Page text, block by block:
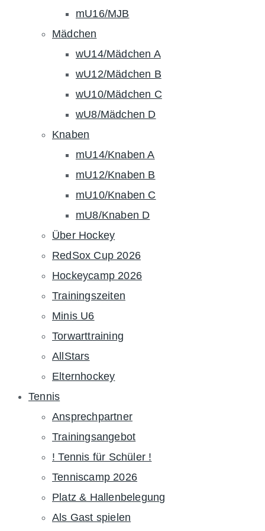
mU16/MJB
Mädchen
wU14/Mädchen A
wU12/Mädchen B
wU10/Mädchen C
wU8/Mädchen D
Knaben
mU14/Knaben A
mU12/Knaben B
mU10/Knaben C
mU8/Knaben D
Über Hockey
RedSox Cup 2026
Hockeycamp 2026
Trainingszeiten
Minis U6
Torwarttraining
AllStars
Elternhockey
Tennis
Ansprechpartner
Trainingsangebot
! Tennis für Schüler !
Tenniscamp 2026
Platz & Hallenbelegung
Als Gast spielen